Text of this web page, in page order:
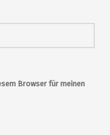
Browser für meinen